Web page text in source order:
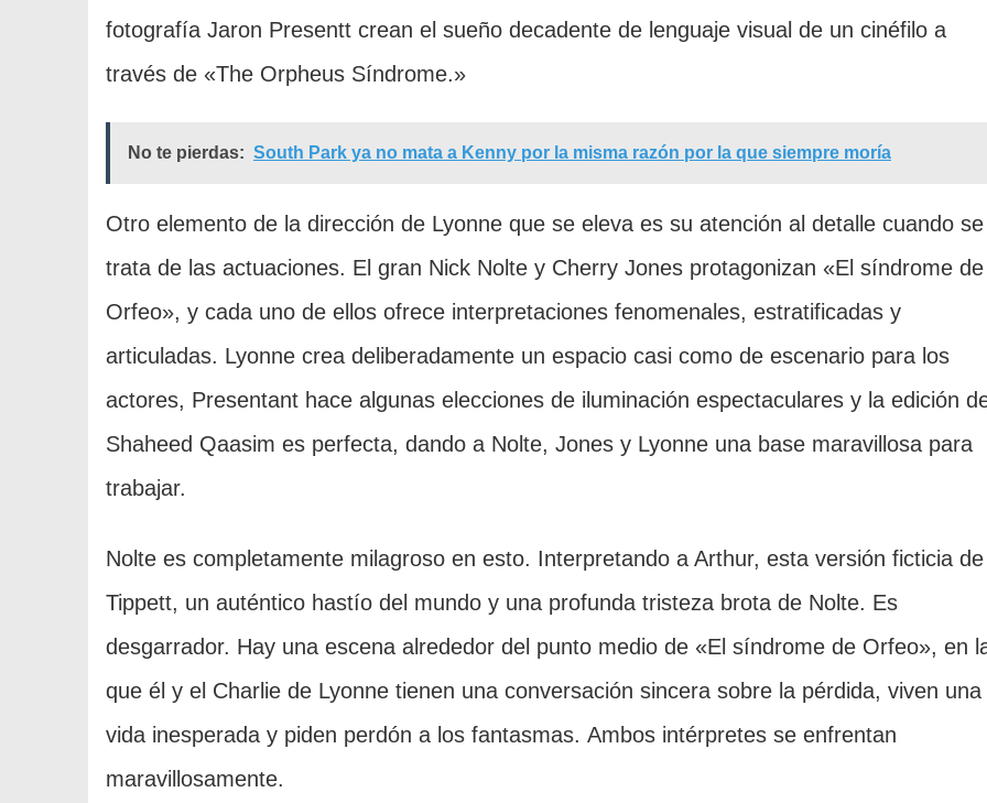
fotografía Jaron Presentt crean el sueño decadente de lenguaje visual de un cinéfilo a
través de «The Orpheus Síndrome.»
No te pierdas: South Park ya no mata a Kenny por la misma razón por la que siempre moría
Otro elemento de la dirección de Lyonne que se eleva es su atención al detalle cuando se
trata de las actuaciones. El gran Nick Nolte y Cherry Jones protagonizan «El síndrome de
Orfeo», y cada uno de ellos ofrece interpretaciones fenomenales, estratificadas y
articuladas. Lyonne crea deliberadamente un espacio casi como de escenario para los
actores, Presentant hace algunas elecciones de iluminación espectaculares y la edición
Shaheed Qaasim es perfecta, dando a Nolte, Jones y Lyonne una base maravillosa para
trabajar.
Nolte es completamente milagroso en esto. Interpretando a Arthur, esta versión ficticia de
Tippett, un auténtico hastío del mundo y una profunda tristeza brota de Nolte. Es
desgarrador. Hay una escena alrededor del punto medio de «El síndrome de Orfeo», en
que él y el Charlie de Lyonne tienen una conversación sincera sobre la pérdida, viven una
vida inesperada y piden perdón a los fantasmas. Ambos intérpretes se enfrentan
maravillosamente.